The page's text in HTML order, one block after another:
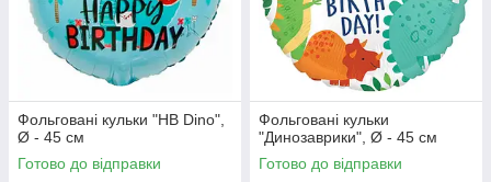
Фольговані кульки "HB Dino",
Ø - 45 см
Готово до відправки
Фольговані кульки
"Динозаврики", Ø - 45 см
Готово до відправки